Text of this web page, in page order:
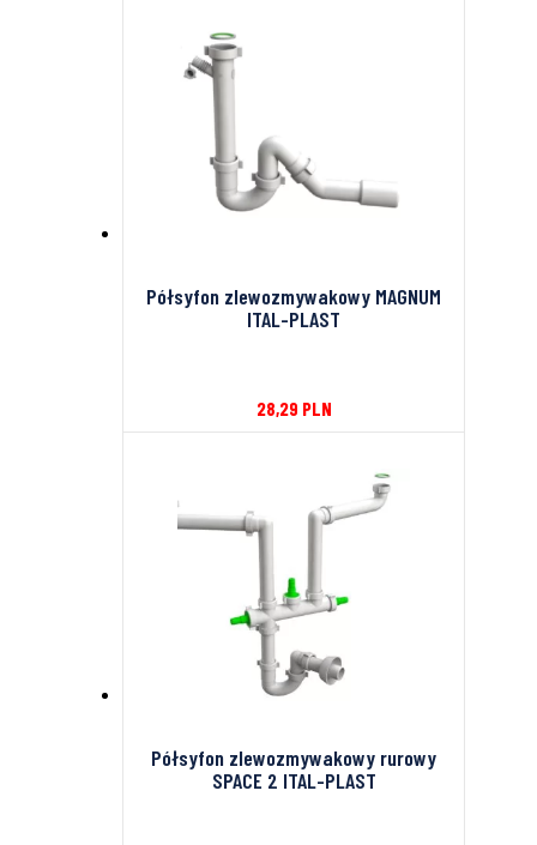
Półsyfon zlewozmywakowy MAGNUM
ITAL-PLAST
28,29 PLN
Półsyfon zlewozmywakowy rurowy
SPACE 2 ITAL-PLAST